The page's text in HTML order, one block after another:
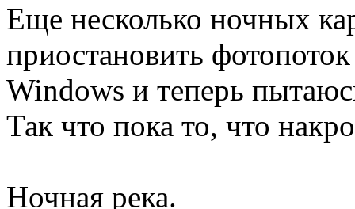
Еще несколько ночных
приостановить
Windows и теперь
Так что пока то, что
Ночная река.